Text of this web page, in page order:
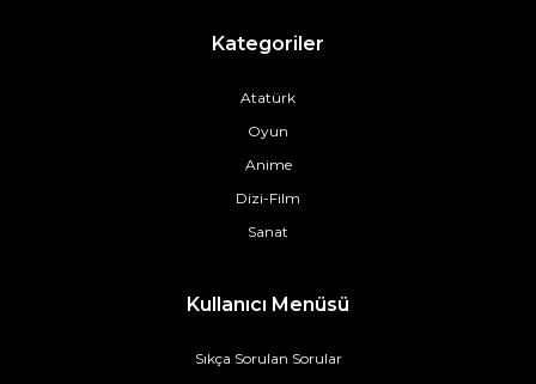
Kategoriler
Atatürk
Oyun
Anime
Dizi-Film
Sanat
Kullanıcı Menüsü
Sıkça Sorulan Sorular